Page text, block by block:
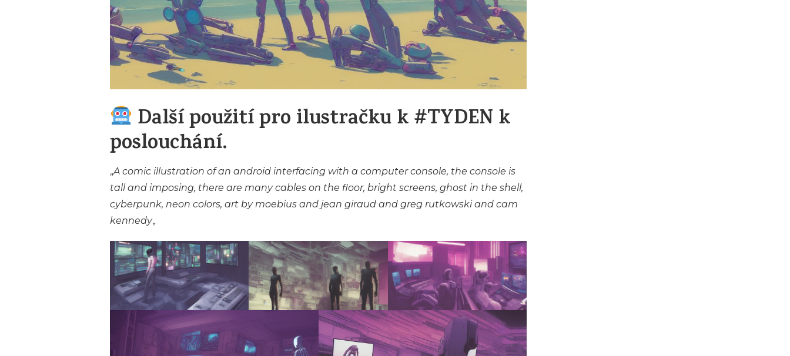
Další použití pro ilustračku k #TYDEN k
poslouchání.
„A comic illustration of an android interfacing with a computer console, the console is
tall and imposing, there are many cables on the floor, bright screens, ghost in the shell,
cyberpunk, neon colors, art by moebius and jean giraud and greg rutkowski and cam
kennedy„